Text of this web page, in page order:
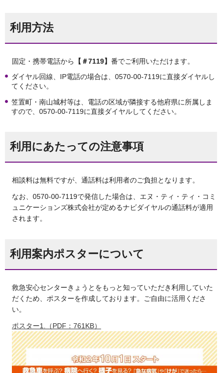
利用方法
固定・携帯電話から 【＃7119】 番でご利用いただけます。
ダイヤル回線、IP電話の場合は、0570-00-7119に直接ダイヤルし
てください。
笠置町・南山城村等は、電話の区域が隣接する他府県に所属しま
すので、0570-00-7119に直接ダイヤルしてください。
利用にあたっての注意事項
相談料は無料ですが、通話料は利用者のご負担となります。
なお、0570-00-7119で発信した場合は、エヌ・ティ・ティ・コミ
ュニケーションズ株式会社が定めるナビダイヤルの通話料が適用
されます。
利用案内ポスターについて
救急安心センターきょうとをもっと知っていただき利用していた
だくため、ポスターを作成しております。ご自由に活用くださ
い。
ポスター1.（PDF：761KB）